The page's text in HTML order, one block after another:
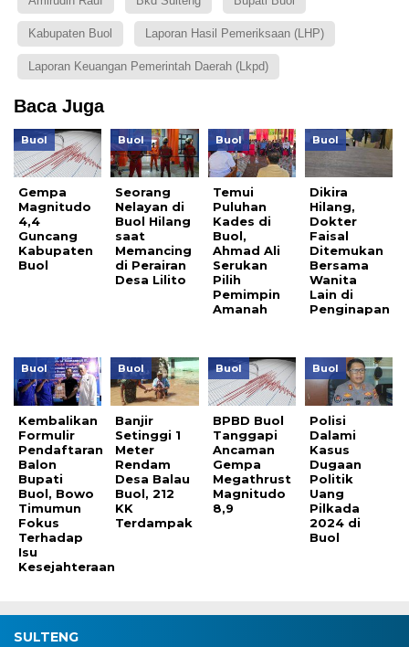
Kabupaten Buol Laporan Hasil Pemeriksaan (LHP)
Laporan Keuangan Pemerintah Daerah (lkpd)
Baca Juga
Buol
Gempa
Magnitudo
4,4
Guncang
Kabupaten
Buol
Buol
Seorang
Nelayan di
Buol Hilang
saat
Memancing
di Perairan
Desa Lilito
Buol
Temui
Puluhan
Kades di
Buol,
Ahmad Ali
Serukan
Pilih
Pemimpin
Amanah
Buol
Dikira
Hilang,
Dokter
Faisal
Ditemukan
Bersama
Wanita
Lain di
Penginapan
Buol
Kembalikan
Formulir
Pendaftaran
Balon
Bupati
Buol, Bowo
Timumun
Fokus
Terhadap
Isu
Kesejahteraan
Buol
Banjir
Setinggi 1
Meter
Rendam
Desa Balau
Buol, 212
KK
Terdampak
Buol
BPBD Buol
Tanggapi
Ancaman
Gempa
Megathrust
Magnitudo
8,9
Buol
Polisi
Dalami
Kasus
Dugaan
Politik
Uang
Pilkada
2024 di
Buol
SULTENG